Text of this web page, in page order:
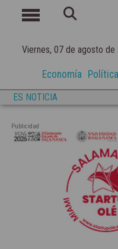
Viernes, 07 de agosto de
Economía
ES NOTICIA
Publicidad